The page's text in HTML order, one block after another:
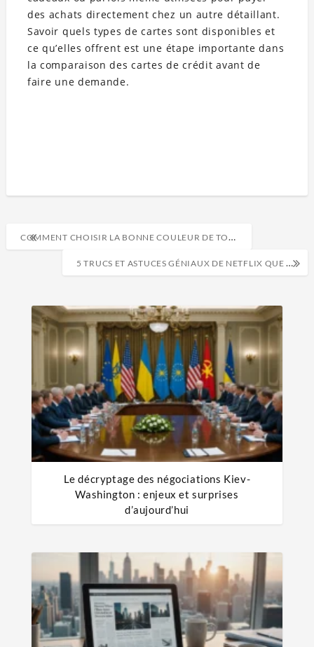
des achats directement chez un autre détaillant.
Savoir quels types de cartes sont disponibles et
ce qu’elles offrent est une étape importante dans
la comparaison des cartes de crédit avant de
faire une demande.
COMMENT CHOISIR LA BONNE COULEUR DE TOITURE POUR VOTRE MAISON
5 TRUCS ET ASTUCES GÉNIAUX DE NETFLIX QUE VOUS DEVRIEZ ESSAYER
Le décryptage des négociations Kiev-
Washington : enjeux et surprises
d’aujourd’hui